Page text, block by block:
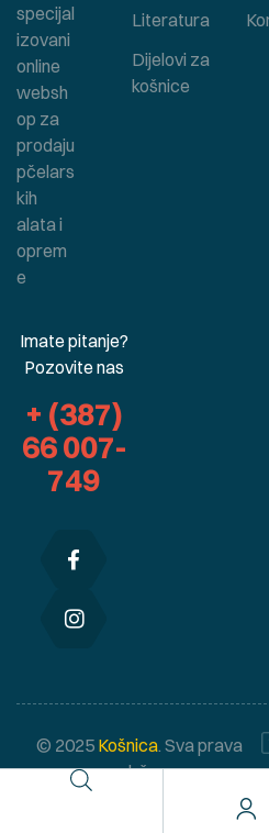
Literatura
Dijelovi za
košnice
specijal
izovani
online
websh
op za
prodaju
pčelars
kih
alata i
oprem
e
Imate pitanje?
Pozovite nas
+ (387)
66 007-
749
© 2025Košnica. Sva prava
zadržana